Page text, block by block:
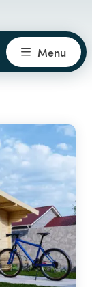
Menu